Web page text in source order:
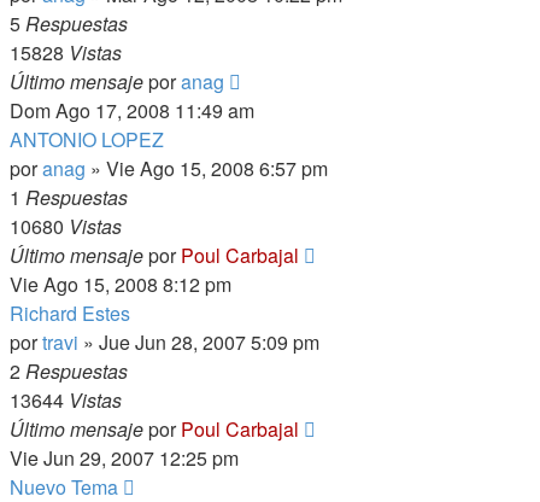
5Respuestas
15828 Vistas
Último mensajeporanag
Dom Ago 17, 2008 11:49 am
ANTONIO LOPEZ
poranag » Vie Ago 15, 2008 6:57 pm
1 Respuestas
10680 Vistas
Último mensajeporPoul Carbajal
Vie Ago 15, 2008 8:12 pm
Richard Estes
portravi » Jue Jun 28, 2007 5:09 pm
2Respuestas
13644 Vistas
Último mensajeporPoul Carbajal
Vie Jun 29, 2007 12:25 pm
Nuevo Tema